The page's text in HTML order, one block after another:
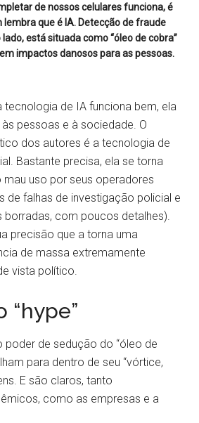
de nossos celulares funciona, é
lembra que é IA. Detecção de fraude
está situada como “óleo de cobra”
impactos danosos para as pessoas.
tecnologia de IA funciona bem, ela
pessoas e à sociedade. O
dos autores é a tecnologia de
Bastante precisa, ela se torna
mau uso por seus operadores
de falhas de investigação policial e
com poucos detalhes).
precisão que a torna uma
de massa extremamente
vista político.
“hype”
poder de sedução do “óleo de
para dentro de seu “vórtice,
E são claros, tanto
como as empresas e a